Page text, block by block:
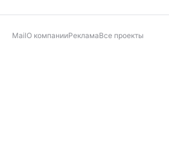
MailО компанииРекламаВсе проекты